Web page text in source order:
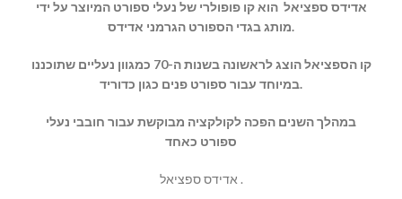
אדידס ספציאל הוא קו פופולרי של נעלי ספורט המיוצר על ידי
מותג בגדי הספורט הגרמני אדידס.
קו הספציאל הוצג לראשונה בשנות ה-70 כמגוון נעליים שתוכננו
במיוחד עבור ספורט פנים כגון כדוריד.
במהלך השנים הפכה לקולקציה מבוקשת עבור חובבי נעלי
ספורט כאחד
אדידס ספציאל .